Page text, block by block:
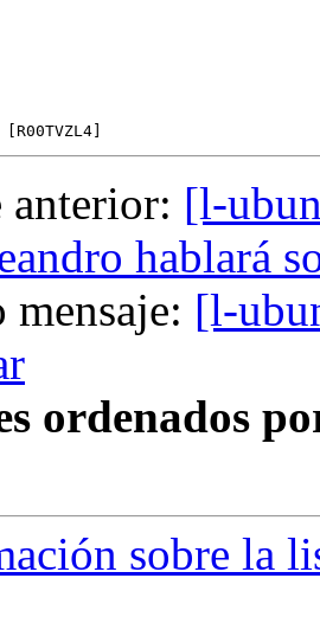
anterior: [l-
hablará
[l-
ordenados
sobre la